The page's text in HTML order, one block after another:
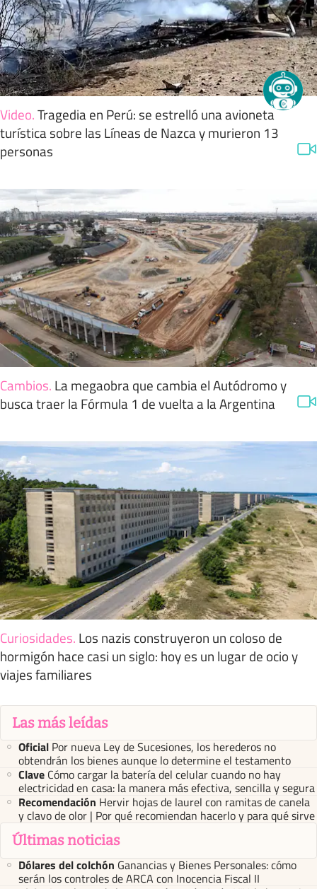
Video.Tragedia en Perú: se estrelló una avioneta
turística sobre las Líneas de Nazca y murieron 13
personas
Cambios. La megaobra que cambia el Autódromo y
busca traer la Fórmula 1 de vuelta a la Argentina
Curiosidades. Los nazis construyeron un coloso de
hormigón hace casi un siglo: hoy es un lugar de ocio y
viajes familiares
Las más leídas
Oficial Por nueva Ley de Sucesiones, los herederos no
obtendrán los bienes aunque lo determine el testamento
Clave Cómo cargar la batería del celular cuando no hay
electricidad en casa: la manera más efectiva, sencilla y segura
Recomendación Hervir hojas de laurel con ramitas de canela
y clavo de olor | Por qué recomiendan hacerlo y para qué sirve
Últimas noticias
Dólares del colchón Ganancias y Bienes Personales: cómo
serán los controles de ARCA con Inocencia Fiscal II